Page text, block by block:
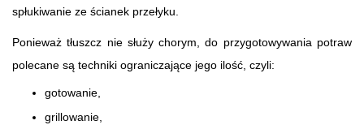
spłukiwanie ze ścianek przełyku.
Ponieważ tłuszcz nie służy chorym, do przygotowywania potraw
polecane są techniki ograniczające jego ilość, czyli:
gotowanie,
grillowanie,